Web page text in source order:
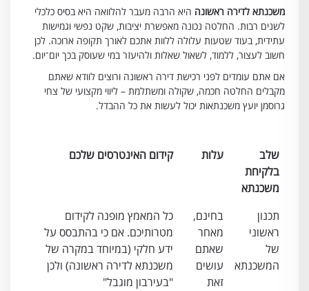
משכנתא לדירה ראשונה היא הרבה מעבר להלוואה היא בסיס כלכלי
לשנים רבות. החלטה נכונה מאפשרת יציבות, שקט נפשי וגמישות
עתידית, בעוד שטעות עלולה ללוות אתכם לאורך תקופה ארוכה. לכן
חשוב לעצור, ללמוד, לשאול שאלות ולהיעזר במי שעוסק בכך יום־יום.
אם אתם עומדים לפני רכישת דירה ראשונה ורוצים לוודא שאתם
מקבלים החלטה חכמה, שקולה ומשתלמת – ליווי מקצועי של צחי
גרוסמן יועץ משכנתאות יכול לעשות את כל ההבדל.
שלב
בלקיחת
משכנתא
עלות קידום האינטרסים שלכם
תכנון
ראשוני
של
המשכנתא
בחינם,
מאחר
שאתם
עושים
זאת
כל המאמץ מופנה לקידום
מטרותיכם. אם כי בהתבסס על
ידע חלקי (במיוחד במקרה של
משכנתא לדירה ראשונה) ולכן
"בעירבון מוגבל"